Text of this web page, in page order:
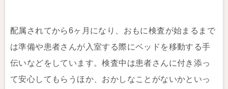
配属されてから6ヶ月になり、おもに検査が始まるまで
は準備や患者さんが入室する際にベッドを移動する手
伝いなどをしています。検査中は患者さんに付き添っ
て安心してもらうほか、おかしなことがないかといっ